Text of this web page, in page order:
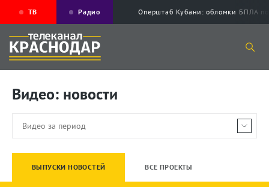
ТВ Радио Оперштаб Кубани: обломки БПЛА
Видео: новости
ВЫПУСКИ НОВОСТЕЙ ВСЕ ПРОЕКТЫ